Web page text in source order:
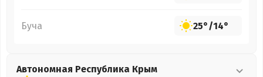
Буча 25°/14°
Автономная Республика Крым